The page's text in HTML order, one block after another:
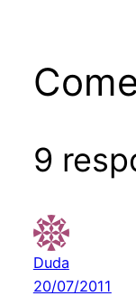
9
Duda
20/07/2011